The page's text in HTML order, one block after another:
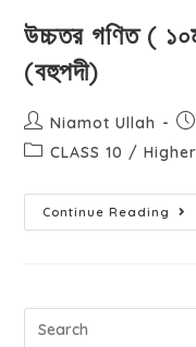
উচ্চতর গণিত (
(বহুপদী)
Niamot Ullah
CLASS 10 /
Continue Reading